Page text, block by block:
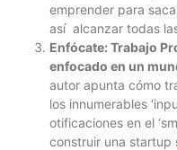
emprender para
así alcanzar todas
Enfócate: Trabajo
enfocado en un
autor apunta cómo
los innumerables
otificaciones en el
construir una startup